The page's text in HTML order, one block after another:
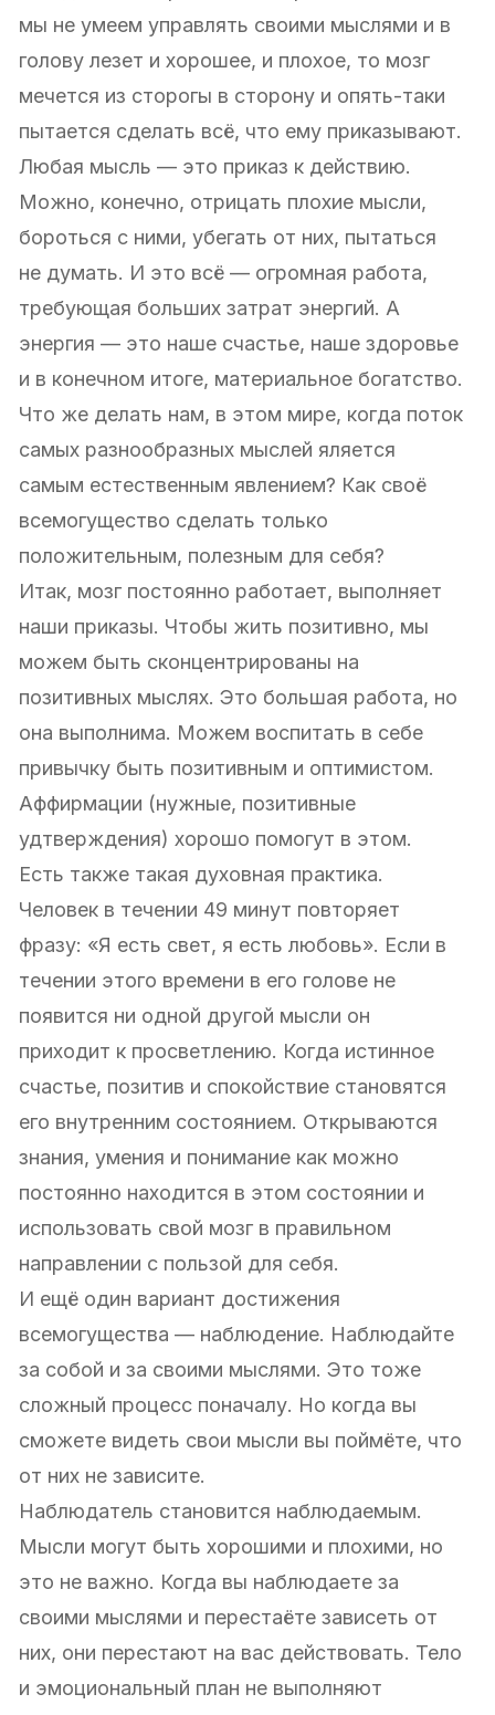
мы не умеем управлять своими мыслями и в
голову лезет и хорошее, и плохое, то мозг
мечется из сторогы в сторону и опять-таки
пытается сделать всё, что ему приказывают.
Любая мысль — это приказ к действию.
Можно, конечно, отрицать плохие мысли,
бороться с ними, убегать от них, пытаться
не думать. И это всё — огромная работа,
требующая больших затрат энергий. А
энергия — это наше счастье, наше здоровье
и в конечном итоге, материальное богатство.
Что же делать нам, в этом мире, когда поток
самых разнообразных мыслей яляется
самым естественным явлением? Как своё
всемогущество сделать только
положительным, полезным для себя?
Итак, мозг постоянно работает, выполняет
наши приказы. Чтобы жить позитивно, мы
можем быть сконцентрированы на
позитивных мыслях. Это большая работа, но
она выполнима. Можем воспитать в себе
привычку быть позитивным и оптимистом.
Аффирмации (нужные, позитивные
удтверждения) хорошо помогут в этом.
Есть также такая духовная практика.
Человек в течении 49 минут повторяет
фразу: «Я есть свет, я есть любовь». Если в
течении этого времени в его голове не
появится ни одной другой мысли он
приходит к просветлению. Когда истинное
счастье, позитив и спокойствие становятся
его внутренним состоянием. Открываются
знания, умения и понимание как можно
постоянно находится в этом состоянии и
использовать свой мозг в правильном
направлении с пользой для себя.
И ещё один вариант достижения
всемогущества — наблюдение. Наблюдайте
за собой и за своими мыслями. Это тоже
сложный процесс поначалу. Но когда вы
сможете видеть свои мысли вы поймёте, что
от них не зависите.
Наблюдатель становится наблюдаемым.
Мысли могут быть хорошими и плохими, но
это не важно. Когда вы наблюдаете за
своими мыслями и перестаёте зависеть от
них, они перестают на вас действовать. Тело
и эмоциональный план не выполняют